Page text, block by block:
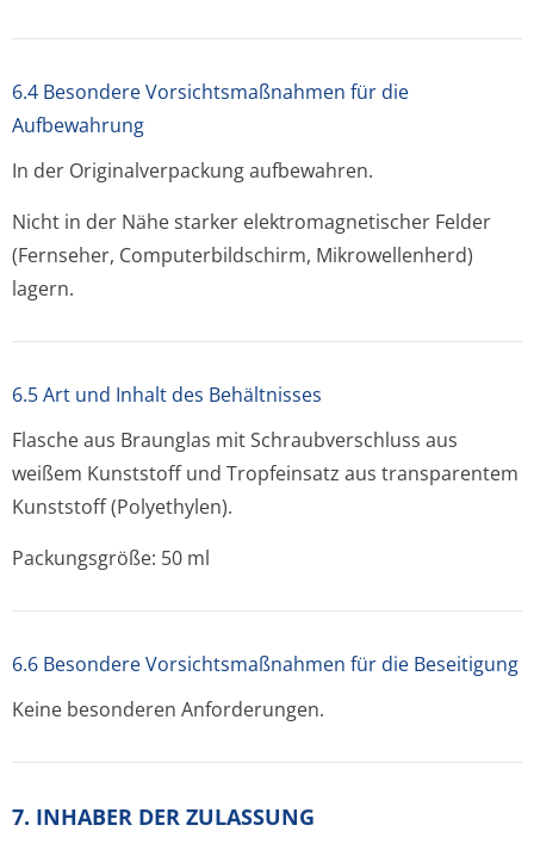
6.4 Besondere Vorsichtsmaßnahmen für die
Aufbewahrung
In der Originalverpackung aufbewahren.
Nicht in der Nähe starker elektromagnetischer Felder
(Fernseher, Computerbildschirm, Mikrowellenherd)
lagern.
6.5 Art und Inhalt des Behältnisses
Flasche aus Braunglas mit Schraubverschluss aus
weißem Kunststoff und Tropfeinsatz aus transparentem
Kunststoff (Polyethylen).
Packungsgröße: 50 ml
6.6 Besondere Vorsichtsmaßnahmen für die Beseitigung
Keine besonderen Anforderungen.
7. INHABER DER ZULASSUNG